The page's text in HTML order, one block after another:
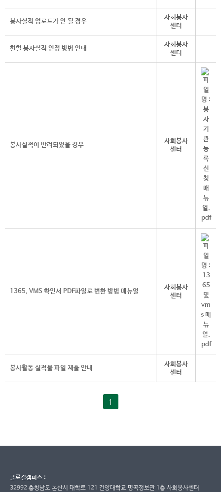
봉사실적 업로드가 안 될 경우
사회봉사
센터
헌혈 봉사실적 인정 방법 안내
사회봉사
센터
봉사실적이 반려되었을 경우
사회봉사
센터
1365, VMS 확인서 PDF파일로 변환 방법 매뉴얼
사회봉사
센터
봉사활동 실적물 파일 제출 안내
사회봉사
센터
1
글로컬캠퍼스 :
32992 충청남도 논산시 대학로 121 건양대학교 명곡정보관 1층 사회봉사센터